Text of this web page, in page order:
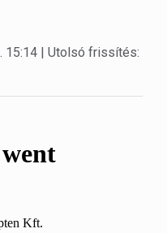
15:14 | Utolsó frissítés: